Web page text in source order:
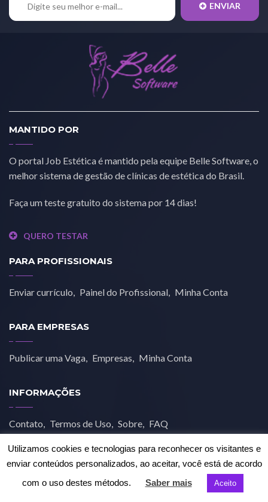
ENVIAR
MANTIDO POR
O portal Job Estética é mantido pela equipe Belle Software, o
melhor sistema de gestão de clínicas de estética do Brasil.
Faça um teste gratuito do sistema por 14 dias!
QUERO TESTAR
PARA PROFISSIONAIS
Enviar currículo Painel do Profissional Minha Conta
PARA EMPRESAS
Publicar uma Vaga Empresas Minha Conta
INFORMAÇÕES
Contato Termos de Uso Sobre FAQ
© 2019 Job Estética. Todos os direitos reservados.
Utilizamos cookies e tecnologias para reconhecer os visitantes e
enviar conteúdos personalizados, ao aceitar, você está de acordo
com o uso destes métodos.
Saber mais Aceito